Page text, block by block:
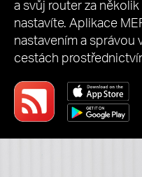
a svůj router za
nastavíte. Aplikace
nastavením a správou
cestách